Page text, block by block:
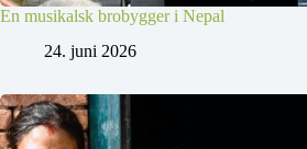
En musikalsk brobygger i Nepal
24. juni 2026